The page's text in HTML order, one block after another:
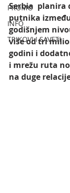
PROMO
INFO
TRIKOVI I SAVETI
Serbia  planira
putnika
godišnjem
više od tri
godini i
i mrežu ruta
na duge